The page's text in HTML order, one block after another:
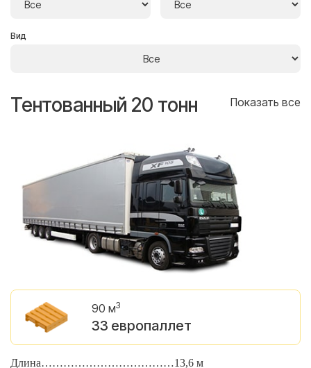
Вид
Тентованный 20 тонн Показать все
90 м3
33 европаллет
Длина………………………………13,6 м